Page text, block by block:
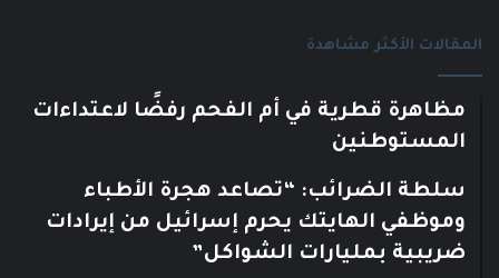
المقالات الأكثر مشاهدة
مظاهرة قطرية في أم الفحم رفضًا لاعتداءات
المستوطنين
سلطة الضرائب: “تصاعد هجرة الأطباء
وموظفي الهايتك يحرم إسرائيل من إيرادات
ضريبية بمليارات الشواكل”